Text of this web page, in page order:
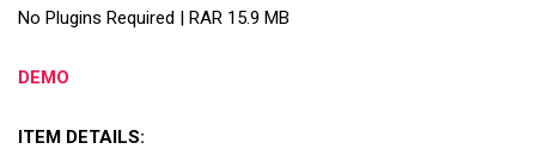
No Plugins Required | RAR 15.9 MB
DEMO
ITEM DETAILS: